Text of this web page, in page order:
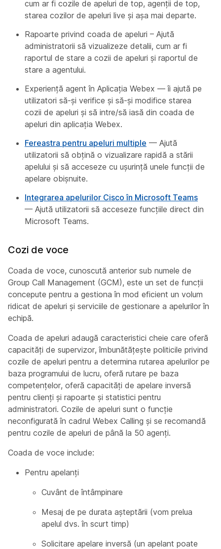
cum ar fi cozile de apeluri de top, agenții de top,
starea cozilor de apeluri live și așa mai departe.
Rapoarte privind coada de apeluri – Ajută
administratorii să vizualizeze detalii, cum ar fi
raportul de stare a cozii de apeluri și raportul de
stare a agentului.
Experiență agent în Aplicația Webex — îi ajută pe
utilizatori să-și verifice și să-și modifice starea
cozii de apeluri și să intre/să iasă din coada de
apeluri din aplicația Webex.
Fereastra pentru apeluri multiple — Ajută
utilizatorii să obțină o vizualizare rapidă a stării
apelului și să acceseze cu ușurință unele funcții de
apelare obișnuite.
Integrarea apelurilor Cisco în Microsoft Teams
— Ajută utilizatorii să acceseze funcțiile direct din
Microsoft Teams.
Cozi de voce
Coada de voce, cunoscută anterior sub numele de
Group Call Management (GCM), este un set de funcții
concepute pentru a gestiona în mod eficient un volum
ridicat de apeluri și serviciile de gestionare a apelurilor în
echipă.
Coada de apeluri adaugă caracteristici cheie care oferă
capacități de supervizor, îmbunătățește politicile privind
cozile de apeluri pentru a determina rutarea apelurilor pe
baza programului de lucru, oferă rutare pe baza
competențelor, oferă capacități de apelare inversă
pentru clienți și rapoarte și statistici pentru
administratori. Cozile de apeluri sunt o funcție
neconfigurată în cadrul Webex Calling și se recomandă
pentru cozile de apeluri de până la 50 agenți.
Coada de voce include:
Pentru apelanți
Cuvânt de întâmpinare
Mesaj de pe durata așteptării (vom prelua
apelul dvs. în scurt timp)
Solicitare apelare inversă (un apelant poate